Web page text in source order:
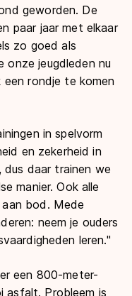
geworden. De
paar jaar met elkaar
zo goed als
onze jeugdleden nu
rondje te komen
in spelvorm
en zekerheid in
dus daar trainen we
manier. Ook alle
bod. Mede
neem je ouders
leren."
een 800-meter-
asfalt. Probleem is